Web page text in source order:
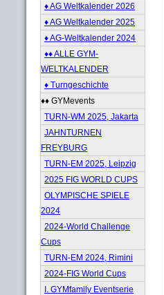
♦ AG Weltkalender 2026
♦ AG Weltkalender 2025
♦ AG-Weltkalender 2024
♦♦ ALLE GYM-
WELTKALENDER
♦ Turngeschichte
♦♦ GYMevents
TURN-WM 2025, Jakarta
JAHNTURNEN
FREYBURG
TURN-EM 2025, Leipzig
2025 FIG WORLD CUPS
OLYMPISCHE SPIELE
2024
2024-World Challenge
Cups
TURN-EM 2024, Rimini
2024-FIG World Cups
I. GYMfamily Eventserie